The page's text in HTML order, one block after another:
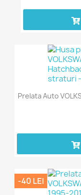
Prelata Auto
-40 LEI